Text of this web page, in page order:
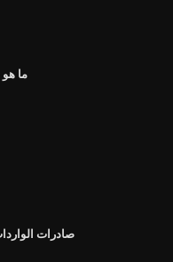
ما هو
صادرات